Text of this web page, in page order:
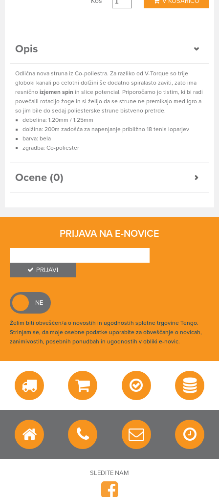
Opis
Odlična nova struna iz Co-poliestra. Za razliko od V-Torque so trije
globoki kanali po celotni dolžini še dodatno spiralasto zaviti, zato ima
resnično izjemen spin in slice potencial. Priporočamo jo tistim, ki bi radi
povečaili rotacijo žoge in si želijo da se strune ne premikajo med igro a
so jim bile do sedaj poliesterske strune bistveno pretrde.
debelina: 1.20mm / 1.25mm
dolžina: 200m zadošča za napenjanje približno 18 tenis loparjev
barva: bela
zgradba: Co-poliester
Ocene (0)
PRIJAVA NA E-NOVICE
PRIJAVI
Želim biti obveščen/a o novostih in ugodnostih spletne trgovine Tengo.
Strinjam se, da moje osebne podatke uporabite za obveščanje o novicah,
zanimivostih, posebnih ponudbah in ugodnostih v obliki e-novic.
SLEDITE NAM